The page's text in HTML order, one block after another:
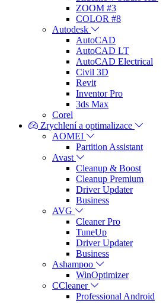
ZOOM #3
COLOR #8
Autodesk
AutoCAD
AutoCAD LT
AutoCAD Electrical
Civil 3D
Revit
Inventor Pro
3ds Max
Corel
Zrychlení a optimalizace
AOMEI
Partition Assistant
Avast
Cleanup & Boost
Cleanup Premium
Driver Updater
Business
AVG
Cleaner Pro
TuneUp
Driver Updater
Business
Ashampoo
WinOptimizer
CCleaner
Professional Android